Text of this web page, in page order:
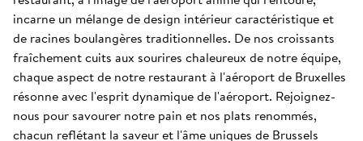
incarne un mélange de design intérieur caractéristique et
de racines boulangères traditionnelles. De nos croissants
fraîchement cuits aux sourires chaleureux de notre équipe,
chaque aspect de notre restaurant à l'aéroport de Bruxelles
résonne avec l'esprit dynamique de l'aéroport. Rejoignez-
nous pour savourer notre pain et nos plats renommés,
chacun reflétant la saveur et l'âme uniques de Brussels